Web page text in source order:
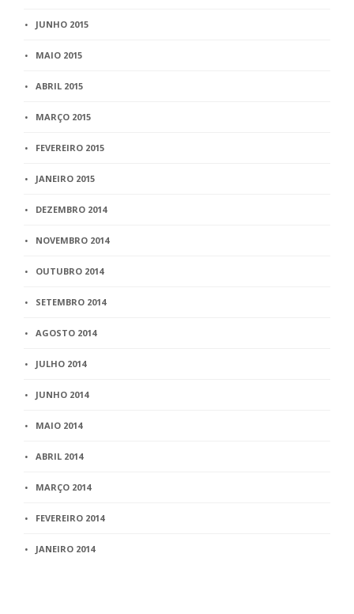
JUNHO 2015
MAIO 2015
ABRIL 2015
MARÇO 2015
FEVEREIRO 2015
JANEIRO 2015
DEZEMBRO 2014
NOVEMBRO 2014
OUTUBRO 2014
SETEMBRO 2014
AGOSTO 2014
JULHO 2014
JUNHO 2014
MAIO 2014
ABRIL 2014
MARÇO 2014
FEVEREIRO 2014
JANEIRO 2014